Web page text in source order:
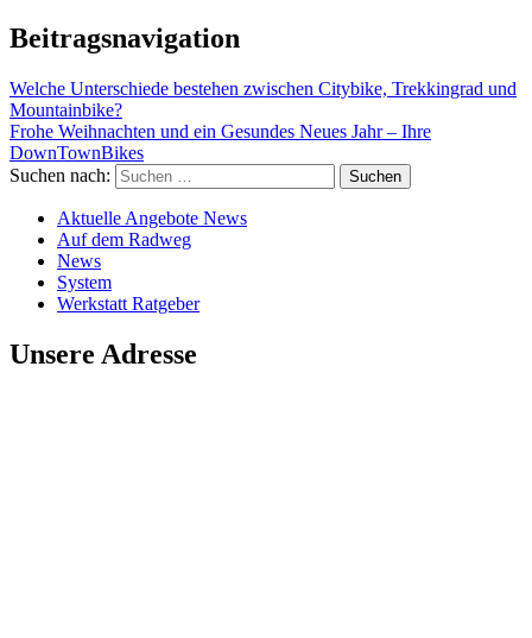
Beitragsnavigation
Welche Unterschiede bestehen zwischen Citybike, Trekkingrad und
Mountainbike?
Frohe Weihnachten und ein Gesundes Neues Jahr – Ihre
DownTownBikes
Suchen nach:
Aktuelle Angebote News
Auf dem Radweg
News
System
Werkstatt Ratgeber
Unsere Adresse